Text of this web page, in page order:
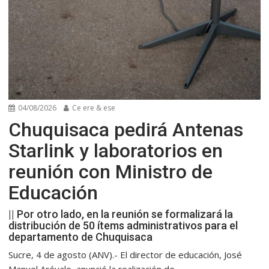
04/08/2026 Ce ere & ese
Chuquisaca pedirá Antenas
Starlink y laboratorios en
reunión con Ministro de
Educación
|| Por otro lado, en la reunión se formalizará la
distribución de 50 ítems administrativos para el
departamento de Chuquisaca
Sucre, 4 de agosto (ANV).- El director de educación, José